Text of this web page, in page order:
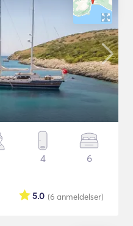
4 6
(6 anmeldelser)
5.0